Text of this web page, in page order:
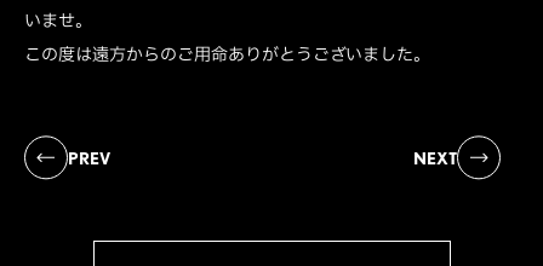
いませ。
この度は遠方からのご用命ありがとうございました。
PREV NEXT